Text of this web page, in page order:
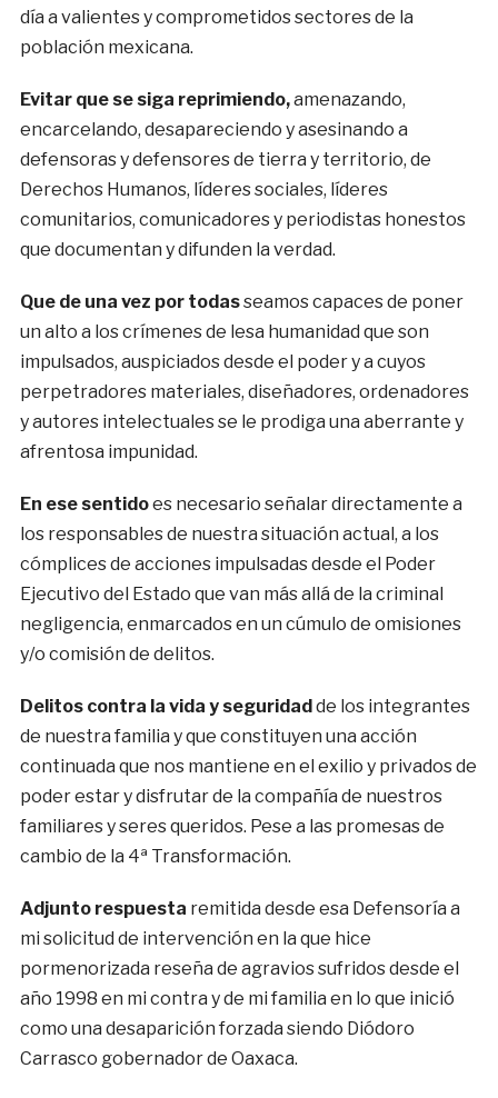
día a valientes y comprometidos sectores de la
población mexicana.
Evitar que se siga reprimiendo,amenazando,
encarcelando, desapareciendo y asesinando a
defensoras y defensores de tierra y territorio, de
Derechos Humanos, líderes sociales, líderes
comunitarios, comunicadores y periodistas honestos
que documentan y difunden la verdad.
Que de una vez por todasseamos capaces de poner
un alto a los crímenes de lesa humanidad que son
impulsados, auspiciados desde el poder y a cuyos
perpetradores materiales, diseñadores, ordenadores
y autores intelectuales se le prodiga una aberrante y
afrentosa impunidad.
En ese sentidoes necesario señalar directamente a
los responsables de nuestra situación actual, a los
cómplices de acciones impulsadas desde el Poder
Ejecutivo del Estado que van más allá de la criminal
negligencia, enmarcados en un cúmulo de omisiones
y/o comisión de delitos.
Delitos contra la vida y seguridadde los integrantes
de nuestra familia y que constituyen una acción
continuada que nos mantiene en el exilio y privados de
poder estar y disfrutar de la compañía de nuestros
familiares y seres queridos. Pese a las promesas de
cambio de la 4ª Transformación.
Adjunto respuesta remitida desde esa Defensoría a
mi solicitud de intervención en la que hice
pormenorizada reseña de agravios sufridos desde el
año 1998 en mi contra y de mi familia en lo que inició
como una desaparición forzada siendo Diódoro
Carrasco gobernador de Oaxaca.